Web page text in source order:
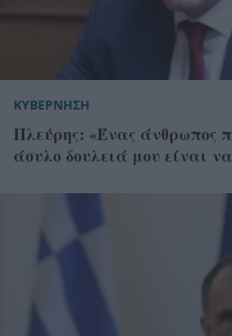
ΚΥΒΕΡΝΗΣΗ
Πλεύρης: «Ένας άνθρωπος
άσυλο δουλειά μου είναι